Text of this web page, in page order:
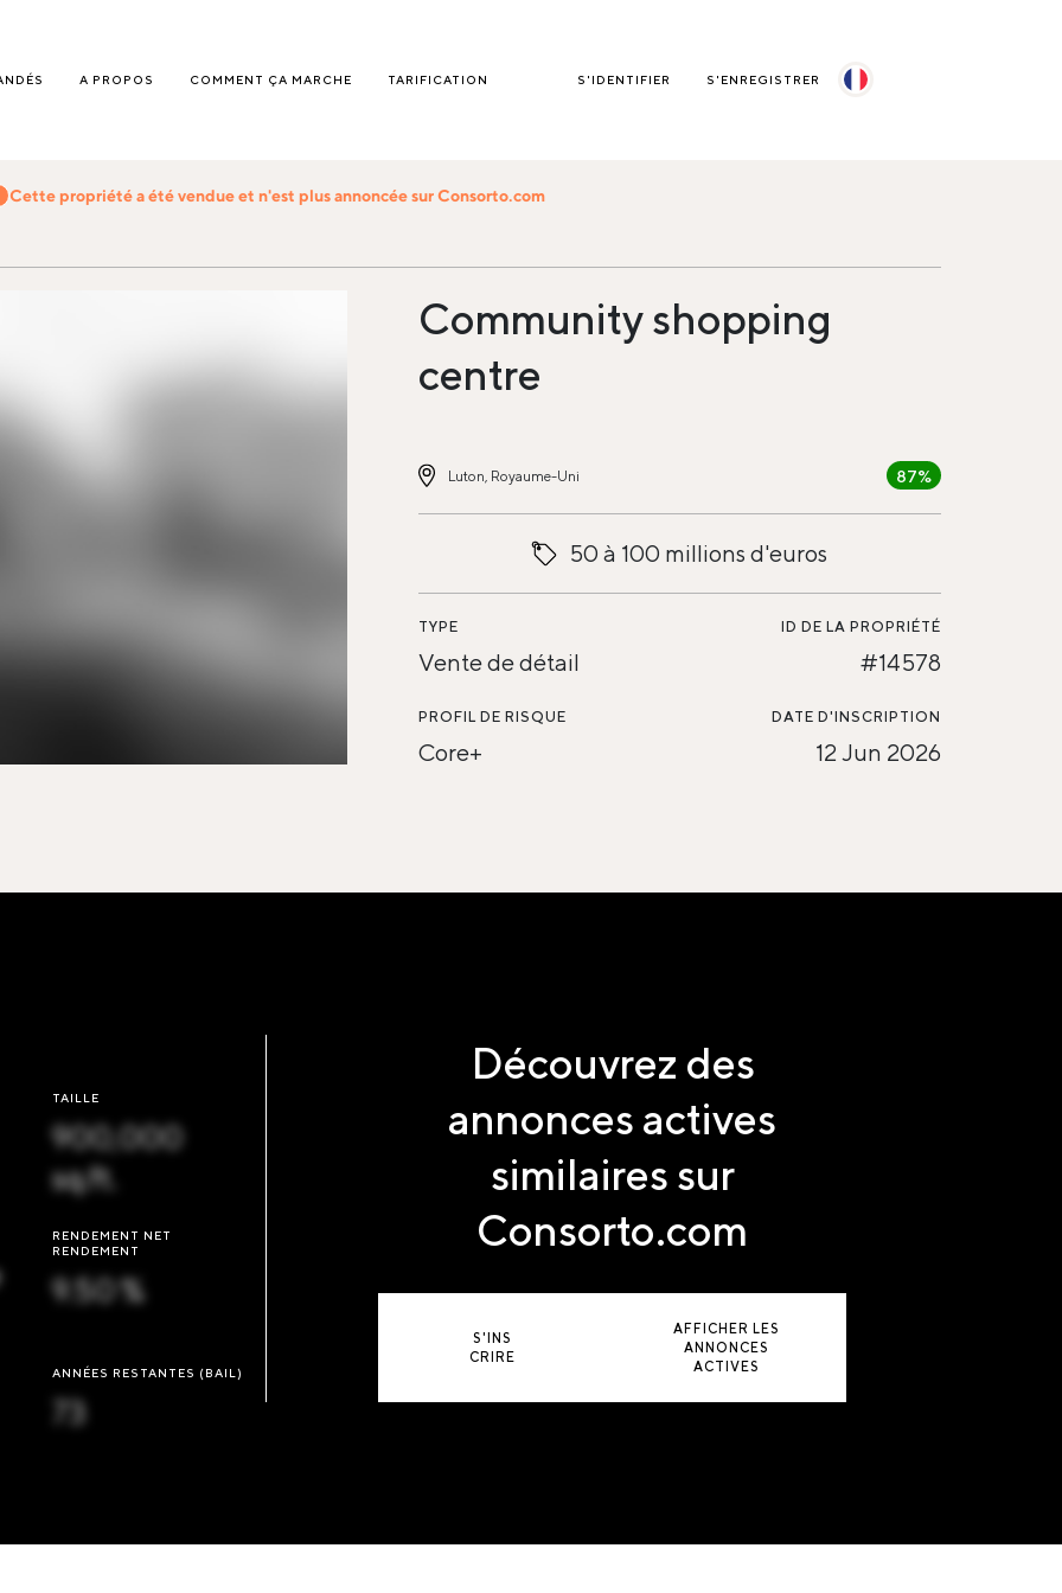
A PROPOS COMMENT ÇA MARCHE TARIFICATION S'IDENTIFIER S'ENREGISTRER
Cette propriété a été vendue et n'est plus annoncée sur Consorto.com
Community shopping
centre
Luton, Royaume-Uni 87%
50 à 100 millions d'euros
TYPE
Vente de détail
ID DE LA PROPRIÉTÉ
#14578
PROFIL DE RISQUE
Core+
DATE D'INSCRIPTION
12 Jun 2026
TAILLE
900,000
sq.ft.
RENDEMENT NET
RENDEMENT
9.50 %
ANNÉES RESTANTES (BAIL)
73
Découvrez des
annonces actives
similaires sur
Consorto.com
S'INS
CRIRE
AFFICHER LES
ANNONCES
ACTIVES